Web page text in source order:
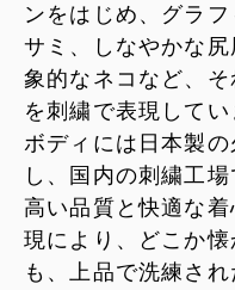
ンをはじめ、グラ
サミ、しなやかな
象的なネコなど、
を刺繍で表現してい
ボディには日本製
し、国内の刺繍工
高い品質と快適な
現により、どこか
も、上品で洗練さ